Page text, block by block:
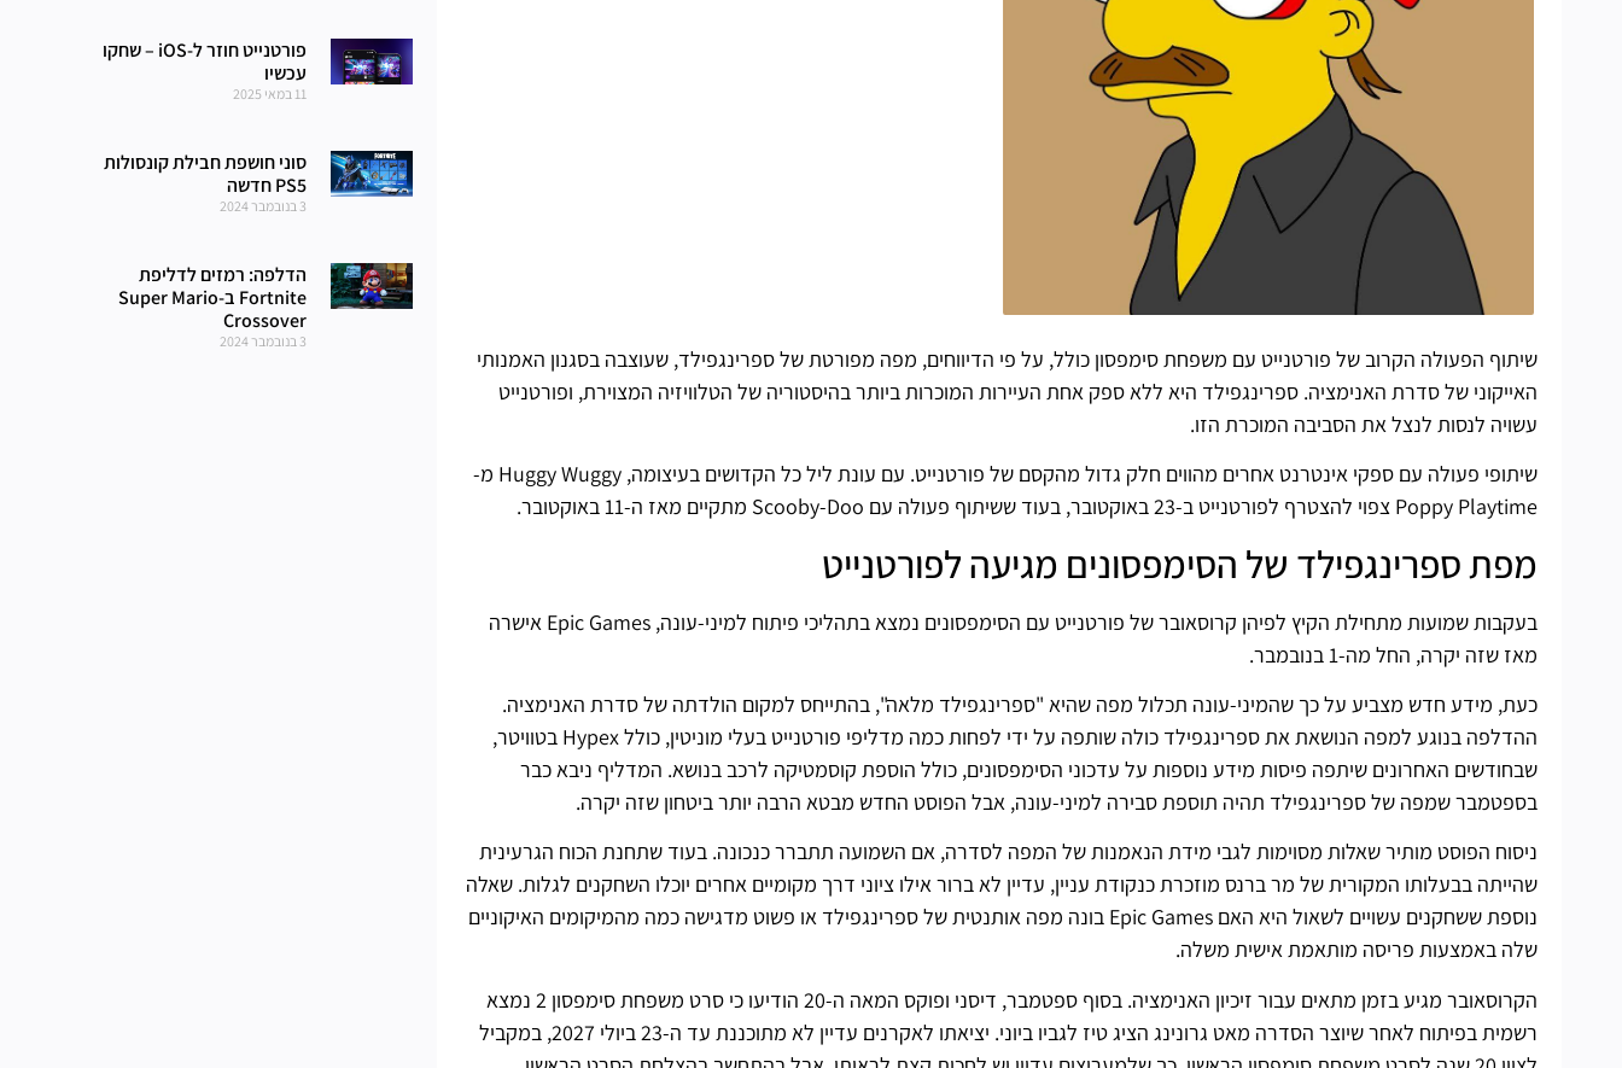
שיתוף הפעולה הקרוב של פורטנייט עם משפחת סימפסון כולל, על פי הדיווחים, מפה מפורטת של ספרינגפילד, שעוצבה בסגנון האמנותי
האייקוני של סדרת האנימציה. ספרינגפילד היא ללא ספק אחת העיירות המוכרות ביותר בהיסטוריה של הטלוויזיה המצוירת, ופורטנייט
עשויה לנסות לנצל את הסביבה המוכרת הזו.
שיתופי פעולה עם ספקי אינטרנט אחרים מהווים חלק גדול מהקסם של פורטנייט. עם עונת ליל כל הקדושים בעיצומה, Huggy Wuggy מ-
Poppy Playtime צפוי להצטרף לפורטנייט ב-23 באוקטובר, בעוד ששיתוף פעולה עם Scooby-Doo מתקיים מאז ה-11 באוקטובר.
מפת ספרינגפילד של הסימפסונים מגיעה לפורטנייט
בעקבות שמועות מתחילת הקיץ לפיהן קרוסאובר של פורטנייט עם הסימפסונים נמצא בתהליכי פיתוח למיני-עונה, Epic Games אישרה
מאז שזה יקרה, החל מה-1 בנובמבר.
כעת, מידע חדש מצביע על כך שהמיני-עונה תכלול מפה שהיא "ספרינגפילד מלאה", בהתייחס למקום הולדתה של סדרת האנימציה.
ההדלפה בנוגע למפה הנושאת את ספרינגפילד כולה שותפה על ידי לפחות כמה מדליפי פורטנייט בעלי מוניטין, כולל Hypex בטוויטר,
שבחודשים האחרונים שיתפה פיסות מידע נוספות על עדכוני הסימפסונים, כולל הוספת קוסמטיקה לרכב בנושא. המדליף ניבא כבר
בספטמבר שמפה של ספרינגפילד תהיה תוספת סבירה למיני-עונה, אבל הפוסט החדש מבטא הרבה יותר ביטחון שזה יקרה.
ניסוח הפוסט מותיר שאלות מסוימות לגבי מידת הנאמנות של המפה לסדרה, אם השמועה תתברר כנכונה. בעוד שתחנת הכוח הגרעינית
שהייתה בבעלותו המקורית של מר ברנס מוזכרת כנקודת עניין, עדיין לא ברור אילו ציוני דרך מקומיים אחרים יוכלו השחקנים לגלות. שאלה
נוספת ששחקנים עשויים לשאול היא האם Epic Games בונה מפה אותנטית של ספרינגפילד או פשוט מדגישה כמה מהמיקומים האיקוניים
שלה באמצעות פריסה מותאמת אישית משלה.
הקרוסאובר מגיע בזמן מתאים עבור זיכיון האנימציה. בסוף ספטמבר, דיסני ופוקס המאה ה-20 הודיעו כי סרט משפחת סימפסון 2 נמצא
רשמית בפיתוח לאחר שיוצר הסדרה מאט גרונינג הציג טיז לגביו ביוני. יציאתו לאקרנים עדיין לא מתוכננת עד ה-23 ביולי 2027, במקביל
פורטנייט חוזר ל-iOS – שחקו
עכשיו
11 במאי 2025
סוני חושפת חבילת קונסולות
PS5 חדשה
3 בנובמבר 2024
הדלפה: רמזים לדליפת
Fortnite ב-Super Mario
Crossover
3 בנובמבר 2024